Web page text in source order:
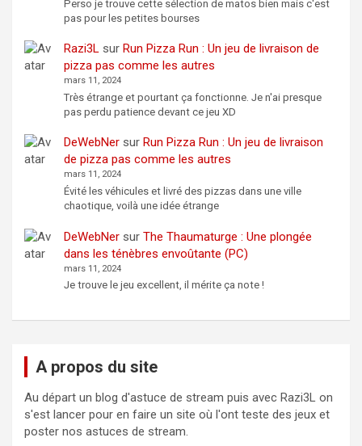
Perso je trouve cette sélection de matos bien mais c'est
pas pour les petites bourses
Razi3Lsur Run Pizza Run : Un jeu de livraison de
pizza pas comme les autres
mars 11, 2024
Très étrange et pourtant ça fonctionne. Je n'ai presque
pas perdu patience devant ce jeu XD
DeWebNersur Run Pizza Run : Un jeu de livraison
de pizza pas comme les autres
mars 11, 2024
Évité les véhicules et livré des pizzas dans une ville
chaotique, voilà une idée étrange
DeWebNersur The Thaumaturge : Une plongée
dans les ténèbres envoûtante (PC)
mars 11, 2024
Je trouve le jeu excellent, il mérite ça note !
A propos du site
Au départ un blog d'astuce de stream puis avec Razi3L on
s'est lancer pour en faire un site où l'ont teste des jeux et
poster nos astuces de stream.